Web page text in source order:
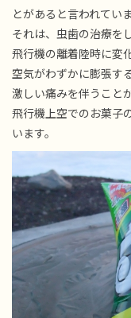
とがあると言われてい
それは、虫歯の治療を
飛行機の離着陸時に変
空気がわずかに膨張す
激しい痛みを伴うこと
飛行機上空でのお菓子
います。